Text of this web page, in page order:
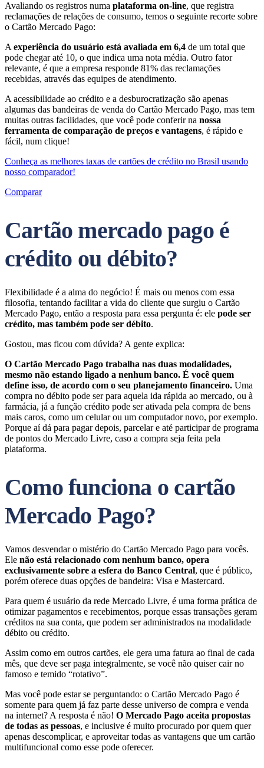
Avaliando os registros numa plataforma on-line, que registra
reclamações de relações de consumo, temos o seguinte recorte sobre
o Cartão Mercado Pago:
A experiência do usuário está avaliada em 6,4 de um total que
pode chegar até 10, o que indica uma nota média. Outro fator
relevante, é que a empresa responde 81% das reclamações
recebidas, através das equipes de atendimento.
A acessibilidade ao crédito e a desburocratização são apenas
algumas das bandeiras de venda do Cartão Mercado Pago, mas tem
muitas outras facilidades, que você pode conferir na nossa
ferramenta de comparação de preços e vantagens, é rápido e
fácil, num clique!
Conheça as melhores taxas de cartões de crédito no Brasil usando
nosso comparador!
Comparar
Cartão mercado pago é
crédito ou débito?
Flexibilidade é a alma do negócio! É mais ou menos com essa
filosofia, tentando facilitar a vida do cliente que surgiu o Cartão
Mercado Pago, então a resposta para essa pergunta é: ele pode ser
crédito, mas também pode ser débito.
Gostou, mas ficou com dúvida? A gente explica:
O Cartão Mercado Pago trabalha nas duas modalidades,
mesmo não estando ligado a nenhum banco. É você quem
define isso, de acordo com o seu planejamento financeiro. Uma
compra no débito pode ser para aquela ida rápida ao mercado, ou à
farmácia, já a função crédito pode ser ativada pela compra de bens
mais caros, como um celular ou um computador novo, por exemplo.
Porque aí dá para pagar depois, parcelar e até participar de programa
de pontos do Mercado Livre, caso a compra seja feita pela
plataforma.
Como funciona o cartão
Mercado Pago?
Vamos desvendar o mistério do Cartão Mercado Pago para vocês.
Ele não está relacionado com nenhum banco, opera
exclusivamente sobre a esfera do Banco Central, que é público,
porém oferece duas opções de bandeira: Visa e Mastercard.
Para quem é usuário da rede Mercado Livre, é uma forma prática de
otimizar pagamentos e recebimentos, porque essas transações geram
créditos na sua conta, que podem ser administrados na modalidade
débito ou crédito.
Assim como em outros cartões, ele gera uma fatura ao final de cada
mês, que deve ser paga integralmente, se você não quiser cair no
famoso e temido “rotativo”.
Mas você pode estar se perguntando: o Cartão Mercado Pago é
somente para quem já faz parte desse universo de compra e venda
na internet? A resposta é não! O Mercado Pago aceita propostas
de todas as pessoas, e inclusive é muito procurado por quem quer
apenas descomplicar, e aproveitar todas as vantagens que um cartão
multifuncional como esse pode oferecer.